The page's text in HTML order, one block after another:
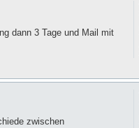
dann 3 Tage und Mail mit
zwischen